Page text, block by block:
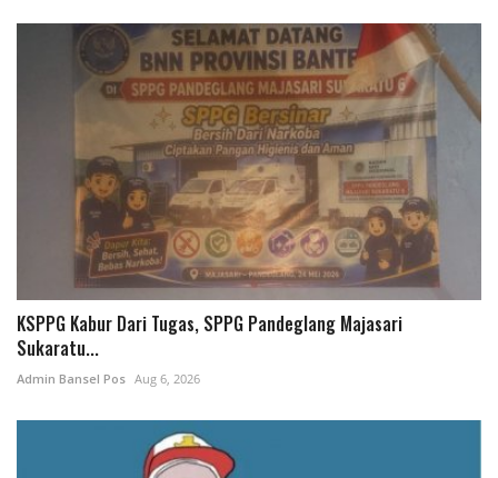
KSPPG Kabur Dari Tugas, SPPG Pandeglang Majasari
Sukaratu...
Admin Bansel Pos Aug 6, 2026